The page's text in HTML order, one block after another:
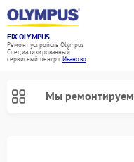
FIX-OLYMPUS
Ремонт устройств Olympus
Специализированный
cервисный центр г.Иваново
Мы ремонтируем